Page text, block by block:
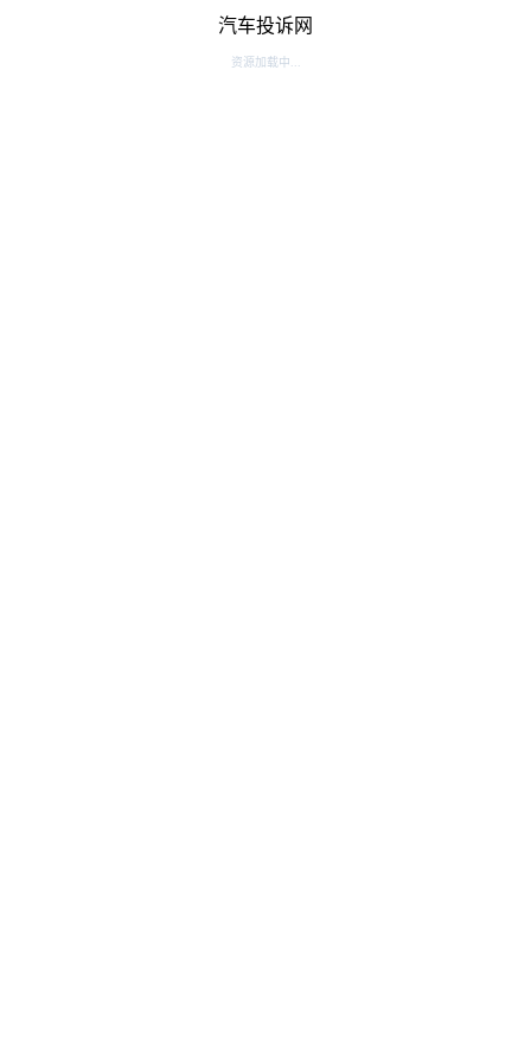
汽车投诉网
资源加载中...